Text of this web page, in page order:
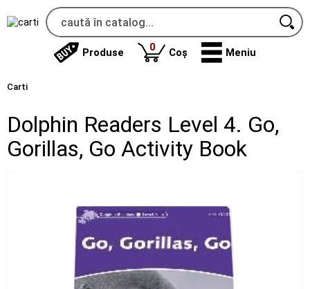
Produse 0produse
Coș Meniu
Carti
Dolphin Readers Level 4. Go,
Gorillas, Go Activity Book